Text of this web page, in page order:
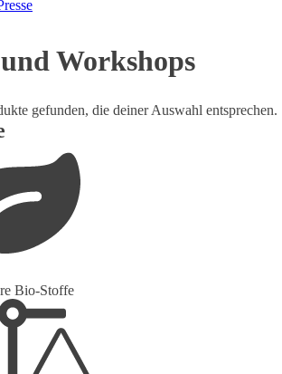
Workshops
gefunden, die deiner Auswahl entsprechen.
Bio-Stoffe